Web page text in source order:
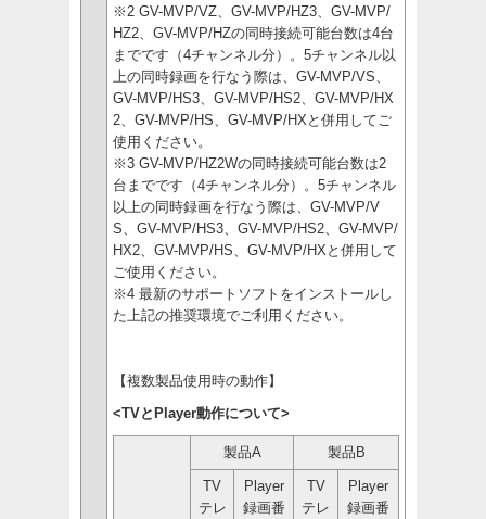
※2 GV-MVP/VZ、GV-MVP/HZ3、GV-MVP/
HZ2、GV-MVP/HZの同時接続可能台数は4台
までです（4チャンネル分）。5チャンネル以
上の同時録画を行なう際は、GV-MVP/VS、
GV-MVP/HS3、GV-MVP/HS2、GV-MVP/HX
2、GV-MVP/HS、GV-MVP/HXと併用してご
使用ください。
※3 GV-MVP/HZ2Wの同時接続可能台数は2
台までです（4チャンネル分）。5チャンネル
以上の同時録画を行なう際は、GV-MVP/V
S、GV-MVP/HS3、GV-MVP/HS2、GV-MVP/
HX2、GV-MVP/HS、GV-MVP/HXと併用して
ご使用ください。
※4 最新のサポートソフトをインストールし
た上記の推奨環境でご利用ください。
【複数製品使用時の動作】
<TVとPlayer動作について>
製品A 製品B
TV
テレ
Player
録画番
TV
テレ
Player
録画番